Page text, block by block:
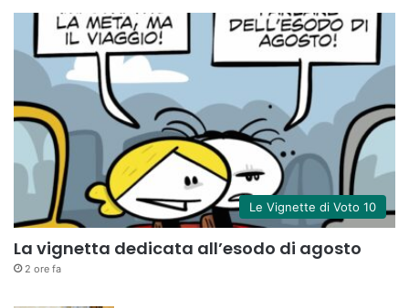
Le Vignette di Voto 10
La vignetta dedicata all’esodo di agosto
2 ore fa